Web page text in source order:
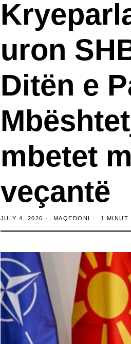
uron
Ditën e
mbetet
veçantë
JULY 4, 2026 MAQEDONI 1 MINUT